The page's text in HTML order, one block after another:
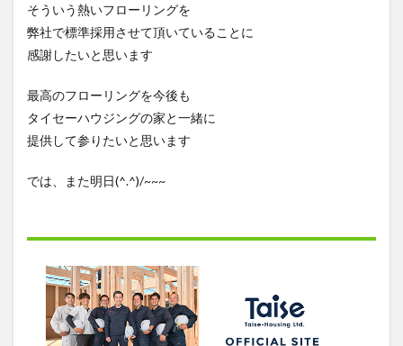
そういう熱いフローリングを
弊社で標準採用させて頂いていることに
感謝したいと思います
最高のフローリングを今後も
タイセーハウジングの家と一緒に
提供して参りたいと思います
では、また明日(^.^)/~~~